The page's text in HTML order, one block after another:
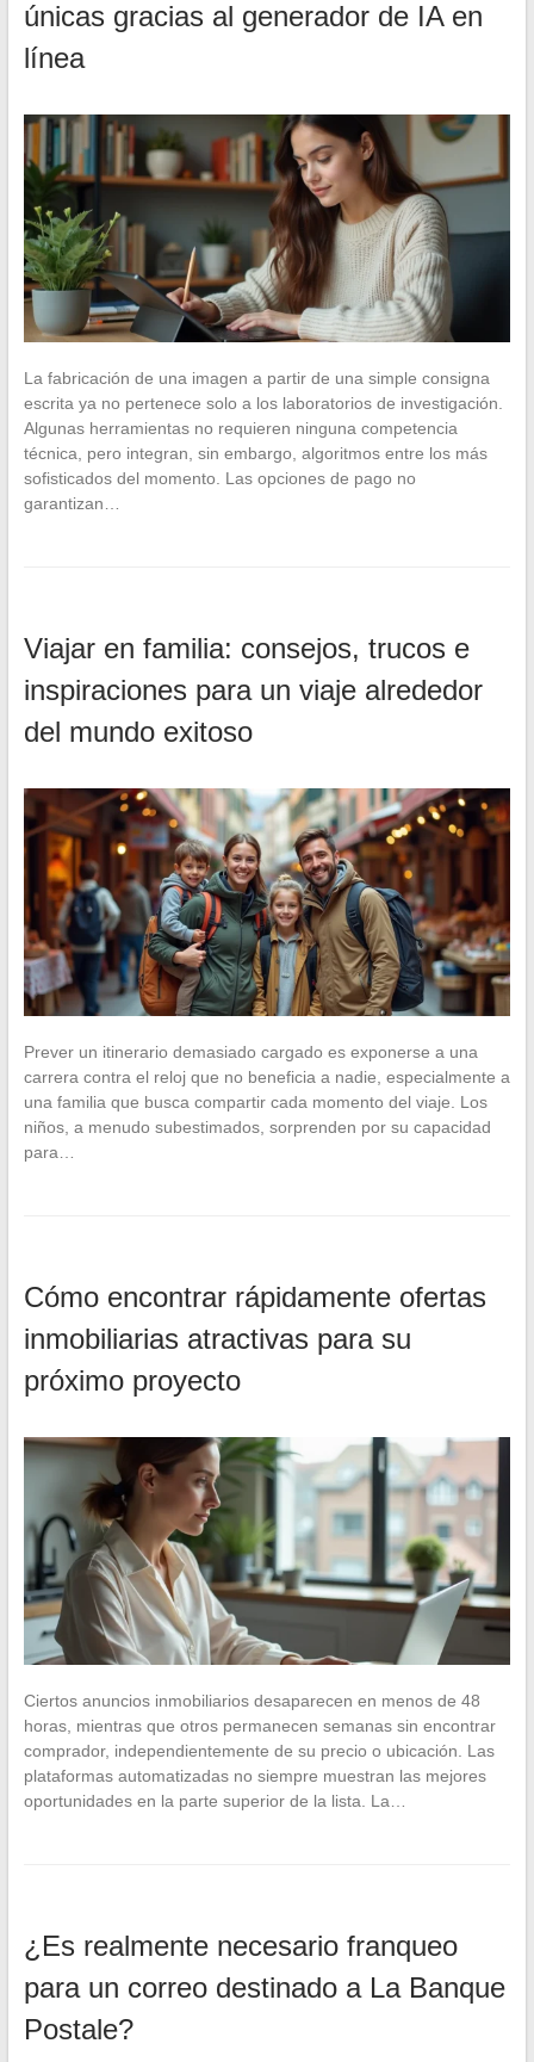
únicas gracias al generador de IA en
línea
La fabricación de una imagen a partir de una simple consigna
escrita ya no pertenece solo a los laboratorios de investigación.
Algunas herramientas no requieren ninguna competencia
técnica, pero integran, sin embargo, algoritmos entre los más
sofisticados del momento. Las opciones de pago no
garantizan…
Viajar en familia: consejos, trucos e
inspiraciones para un viaje alrededor
del mundo exitoso
Prever un itinerario demasiado cargado es exponerse a una
carrera contra el reloj que no beneficia a nadie, especialmente a
una familia que busca compartir cada momento del viaje. Los
niños, a menudo subestimados, sorprenden por su capacidad
para…
Cómo encontrar rápidamente ofertas
inmobiliarias atractivas para su
próximo proyecto
Ciertos anuncios inmobiliarios desaparecen en menos de 48
horas, mientras que otros permanecen semanas sin encontrar
comprador, independientemente de su precio o ubicación. Las
plataformas automatizadas no siempre muestran las mejores
oportunidades en la parte superior de la lista. La…
¿Es realmente necesario franqueo
para un correo destinado a La Banque
Postale?